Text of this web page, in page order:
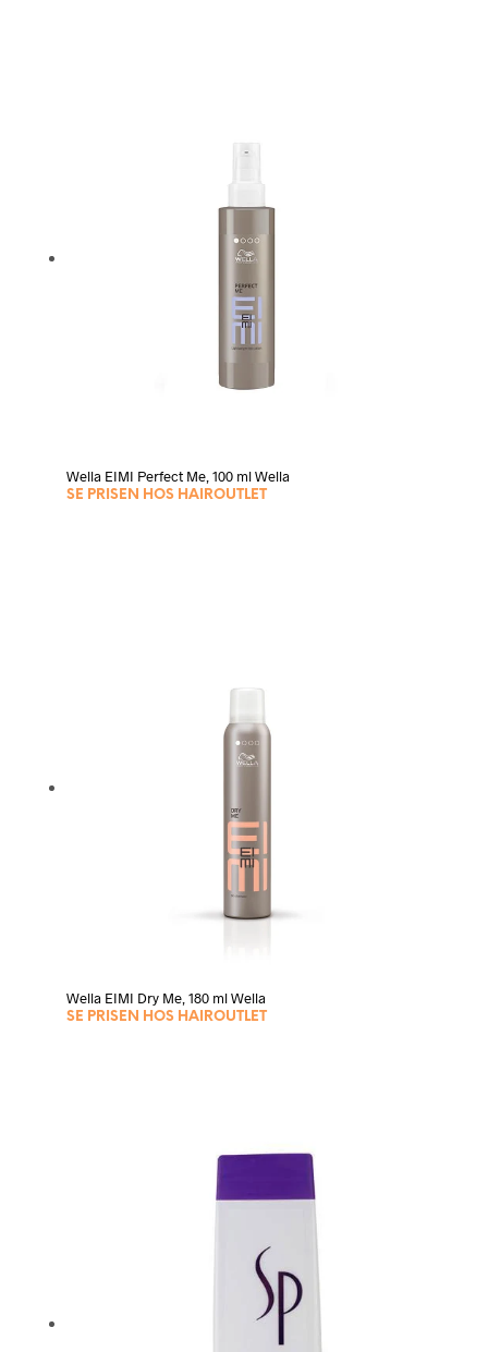
Wella EIMI Perfect Me, 100 ml Wella
SE PRISEN HOS HAIROUTLET
Wella EIMI Dry Me, 180 ml Wella
SE PRISEN HOS HAIROUTLET